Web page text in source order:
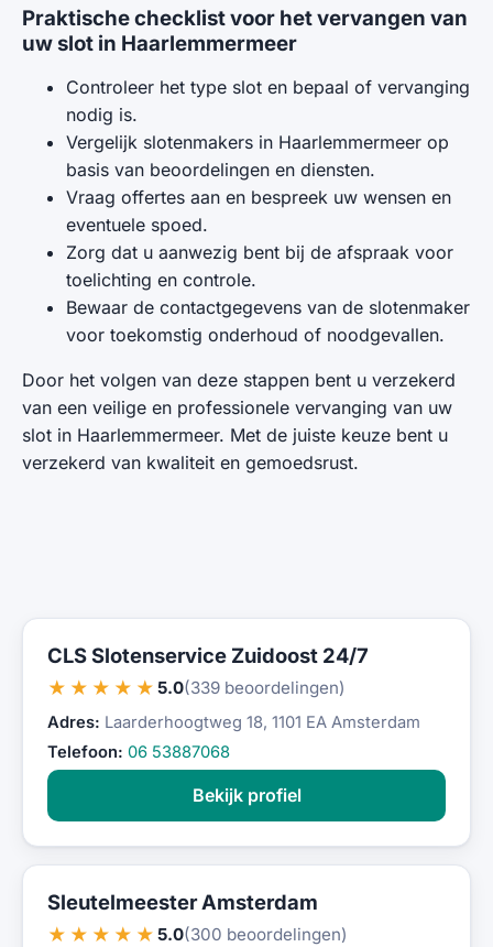
Praktische checklist voor het vervangen van
uw slot in Haarlemmermeer
Controleer het type slot en bepaal of vervanging
nodig is.
Vergelijk slotenmakers in Haarlemmermeer op
basis van beoordelingen en diensten.
Vraag offertes aan en bespreek uw wensen en
eventuele spoed.
Zorg dat u aanwezig bent bij de afspraak voor
toelichting en controle.
Bewaar de contactgegevens van de slotenmaker
voor toekomstig onderhoud of noodgevallen.
Door het volgen van deze stappen bent u verzekerd
van een veilige en professionele vervanging van uw
slot in Haarlemmermeer. Met de juiste keuze bent u
verzekerd van kwaliteit en gemoedsrust.
CLS Slotenservice Zuidoost 24/7
★★★★★ 5.0(339 beoordelingen)
Adres: Laarderhoogtweg 18, 1101 EA Amsterdam
Telefoon: 06 53887068
Bekijk profiel
Sleutelmeester Amsterdam
★★★★★ 5.0(300 beoordelingen)